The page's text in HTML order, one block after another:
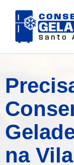
para
na